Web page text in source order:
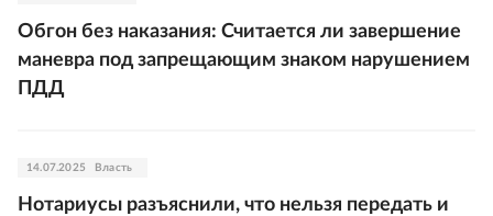
Обгон без наказания: Считается ли завершение
маневра под запрещающим знаком нарушением
ПДД
14.07.2025 Власть
Нотариусы разъяснили, что нельзя передать и